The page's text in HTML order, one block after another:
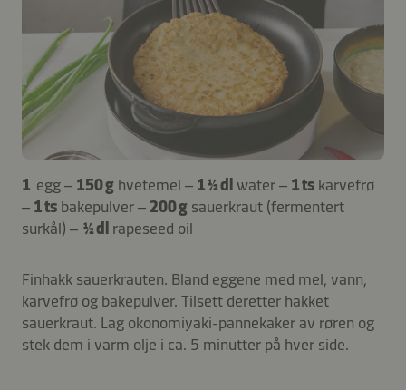
1 egg – 150 g hvetemel – 1 ½ dl water – 1 ts karvefrø
– 1 ts bakepulver – 200 g sauerkraut (fermentert
surkål) – ½ dl rapeseed oil
Finhakk sauerkrauten. Bland eggene med mel, vann,
karvefrø og bakepulver. Tilsett deretter hakket
sauerkraut. Lag okonomiyaki-pannekaker av røren og
stek dem i varm olje i ca. 5 minutter på hver side.